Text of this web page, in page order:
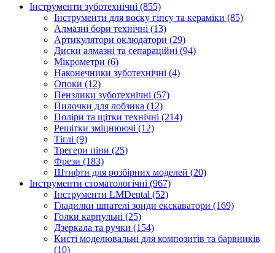
Інструменти зуботехнічні (855)
Інструменти для воску гіпсу та кераміки (85)
Алмазні бори технічні (13)
Артикулятори оклюдатори (29)
Диски алмазні та сепараційні (94)
Мікрометри (6)
Наконечники зуботехнічні (4)
Опоки (12)
Пензлики зуботехнічні (57)
Пилочки для лобзика (12)
Поліри та щітки технічні (214)
Решітки зміцнюючі (12)
Тіглі (9)
Трегери піни (25)
Фрези (183)
Штифти для розбірних моделей (20)
Інструменти стоматологічні (967)
Інструменти LMDental (52)
Гладилки шпателі зонди екскаватори (169)
Голки карпульні (25)
Дзеркала та ручки (154)
Кисті моделювальні для композитів та барвників
(10)